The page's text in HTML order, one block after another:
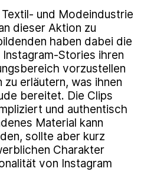
und Modeindustrie
dieser Aktion zu
haben dabei die
​Stories ihren
vorzustellen
zu erläutern, was ihnen
bereitet. Die Clips
und authentisch
Material kann
sollte aber kurz
Charakter
von Instagram